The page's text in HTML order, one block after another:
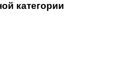
категории